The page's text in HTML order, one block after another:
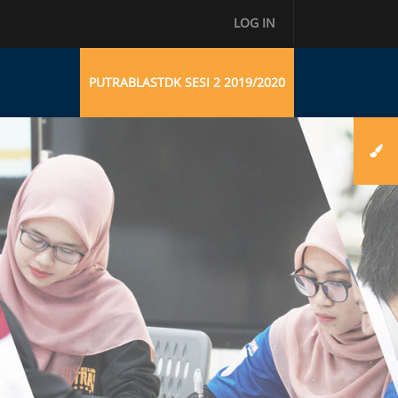
LOG IN
PUTRABLASTDK SESI 2 2019/2020